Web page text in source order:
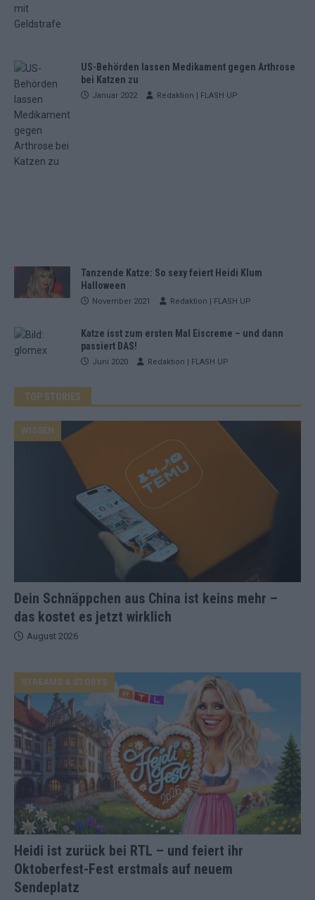
US-Behörden lassen Medikament gegen Arthrose
bei Katzen zu
Januar 2022 Redaktion | FLASH UP
Tanzende Katze: So sexy feiert Heidi Klum
Halloween
November 2021 Redaktion | FLASH UP
Katze isst zum ersten Mal Eiscreme – und dann
passiert DAS!
Juni 2020 Redaktion | FLASH UP
TOP STORIES
Dein Schnäppchen aus China ist keins mehr –
das kostet es jetzt wirklich
WISSEN
August 2026
Heidi ist zurück bei RTL – und feiert ihr
Oktoberfest-Fest erstmals auf neuem
Sendeplatz
STREAMS & STORYS